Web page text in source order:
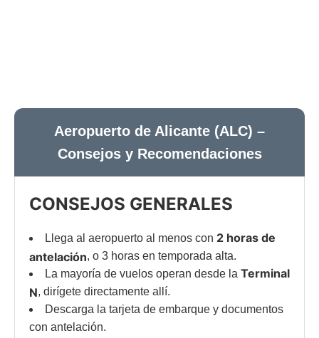
Aeropuerto de Alicante (ALC) –
Consejos y Recomendaciones
CONSEJOS GENERALES
Llega al aeropuerto al menos con 2 horas de
antelación, o 3 horas en temporada alta.
La mayoría de vuelos operan desde la Terminal
N, dirígete directamente allí.
Descarga la tarjeta de embarque y documentos
con antelación.